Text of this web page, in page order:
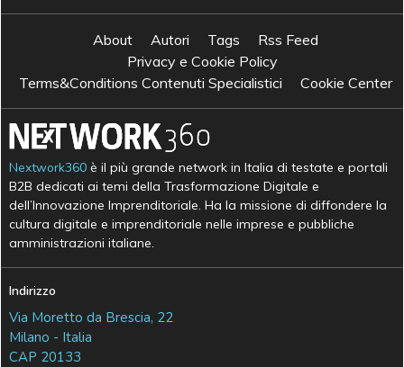
About Autori Tags
Rss Feed
Privacy e Cookie Policy
Terms&Conditions Contenuti Specialistici
Cookie Center
Nextwork360 è il più grande network in Italia di testate e portali
B2B dedicati ai temi della Trasformazione Digitale e
dell’Innovazione Imprenditoriale. Ha la missione di diffondere la
cultura digitale e imprenditoriale nelle imprese e pubbliche
amministrazioni italiane.
Indirizzo
Via Moretto da Brescia, 22
Milano - Italia
CAP 20133